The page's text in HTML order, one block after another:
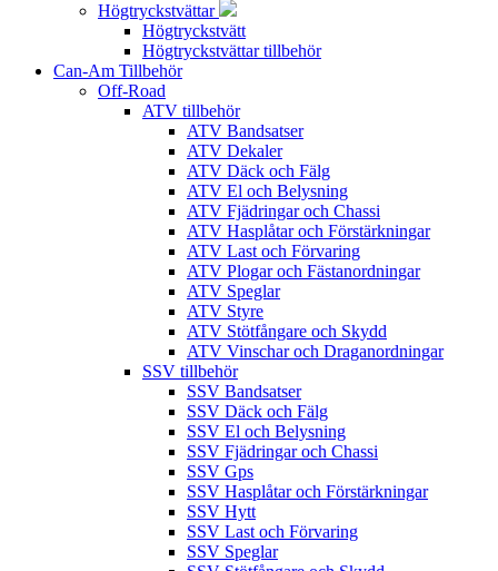
Högtryckstvättar
Högtryckstvätt
Högtryckstvättar tillbehör
Can-Am Tillbehör
Off-Road
ATV tillbehör
ATV Bandsatser
ATV Dekaler
ATV Däck och Fälg
ATV El och Belysning
ATV Fjädringar och Chassi
ATV Hasplåtar och Förstärkningar
ATV Last och Förvaring
ATV Plogar och Fästanordningar
ATV Speglar
ATV Styre
ATV Stötfångare och Skydd
ATV Vinschar och Draganordningar
SSV tillbehör
SSV Bandsatser
SSV Däck och Fälg
SSV El och Belysning
SSV Fjädringar och Chassi
SSV Gps
SSV Hasplåtar och Förstärkningar
SSV Hytt
SSV Last och Förvaring
SSV Speglar